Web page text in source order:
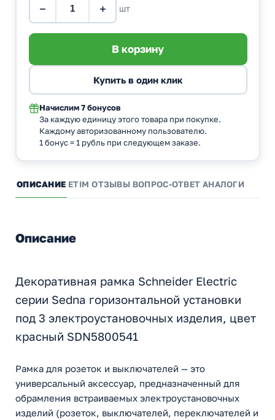
− + шт
Начислим 7 бонусов
За каждую единицу этого товара при покупке.
Каждому авторизованному пользователю.
1 бонус = 1 рубль при следующем заказе.
ОПИСАНИЕ ETIM ОТЗЫВЫ ВОПРОС-ОТВЕТ АНАЛОГИ
Описание
Декоративная рамка Schneider Electric
серии Sedna горизонтальной установки
под 3 электроустановочных изделия, цвет
красный SDN5800541
Рамка для розеток и выключателей — это
универсальный аксессуар, предназначенный для
обрамления встраиваемых электроустановочных
изделий (розеток, выключателей, переключателей и